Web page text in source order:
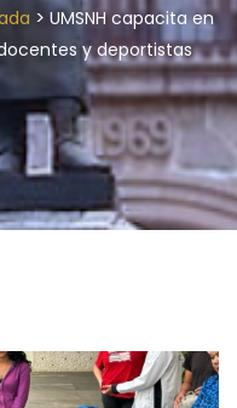
> UMSNH capacita en
y deportistas